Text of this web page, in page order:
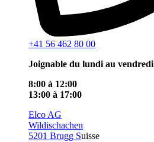
+41 56 462 80 00
Joignable du lundi au vendredi
8:00 à 12:00
13:00 à 17:00
Elco AG
Wildischachen
5201 Brugg Suisse